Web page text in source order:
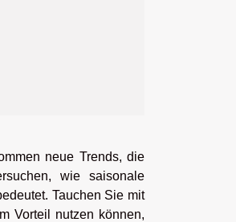
neue Trends, die
wie saisonale
Tauchen Sie mit
Vorteil nutzen können,